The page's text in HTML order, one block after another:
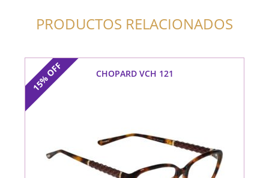
PRODUCTOS RELACIONADOS
15%
OFF CHOPARD VCH 121